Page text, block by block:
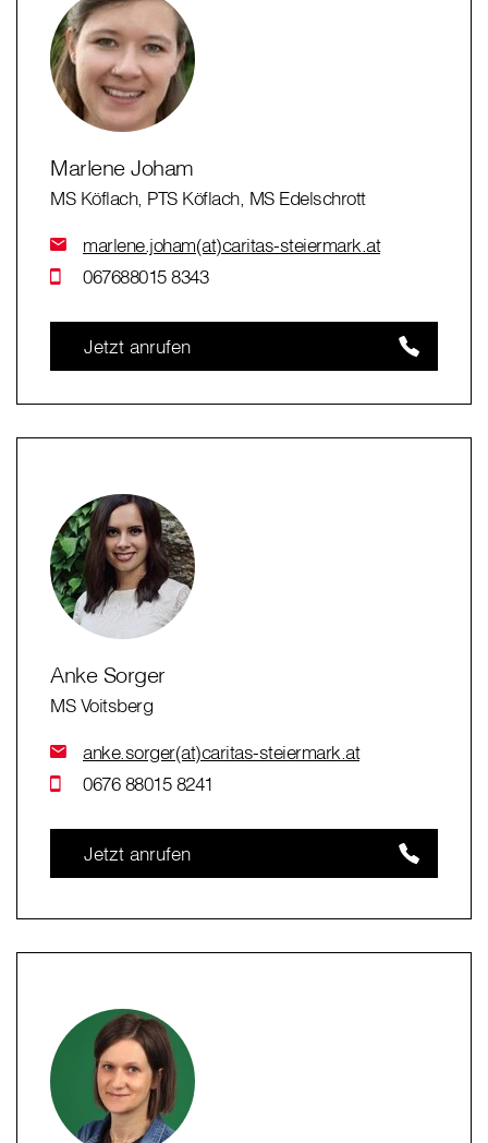
Marlene Joham
MS Köflach, PTS Köflach, MS Edelschrott
marlene.joham(at)caritas-steiermark.at
067688015 8343
Jetzt anrufen
Anke Sorger
MS Voitsberg
anke.sorger(at)caritas-steiermark.at
0676 88015 8241
Jetzt anrufen